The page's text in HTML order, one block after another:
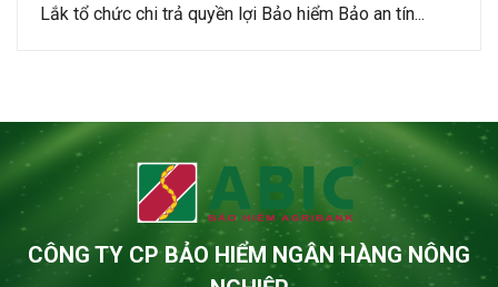
Lắk tổ chức chi trả quyền lợi Bảo hiểm Bảo an tín...
CÔNG TY CP BẢO HIỂM NGÂN HÀNG NÔNG